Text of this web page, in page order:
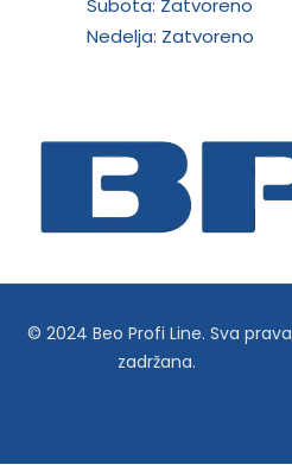
Nedelja: Zatvoreno
© 2024 Beo Profi Line. Sva prava
zadržana.